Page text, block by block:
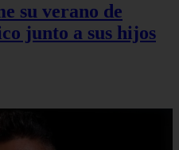
su verano de
junto a sus hijos